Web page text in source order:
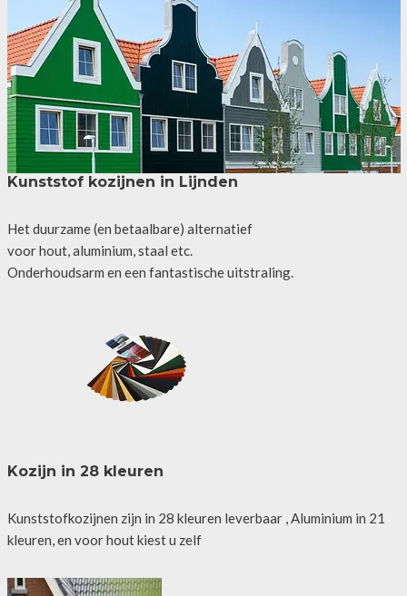
Kunststof kozijnen in Lijnden
Het duurzame (en betaalbare) alternatief
voor hout, aluminium, staal etc.
Onderhoudsarm en een fantastische uitstraling.
Kozijn in 28 kleuren
Kunststofkozijnen zijn in 28 kleuren leverbaar , Aluminium in 21
kleuren, en voor hout kiest u zelf